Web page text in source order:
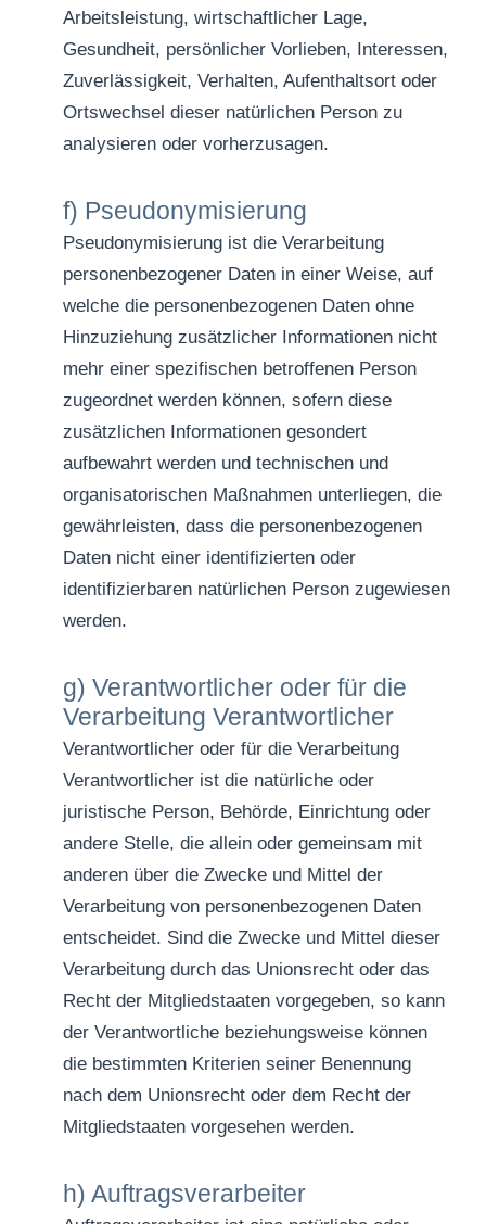
Arbeitsleistung, wirtschaftlicher Lage,
Gesundheit, persönlicher Vorlieben, Interessen,
Zuverlässigkeit, Verhalten, Aufenthaltsort oder
Ortswechsel dieser natürlichen Person zu
analysieren oder vorherzusagen.
f) Pseudonymisierung
Pseudonymisierung ist die Verarbeitung
personenbezogener Daten in einer Weise, auf
welche die personenbezogenen Daten ohne
Hinzuziehung zusätzlicher Informationen nicht
mehr einer spezifischen betroffenen Person
zugeordnet werden können, sofern diese
zusätzlichen Informationen gesondert
aufbewahrt werden und technischen und
organisatorischen Maßnahmen unterliegen, die
gewährleisten, dass die personenbezogenen
Daten nicht einer identifizierten oder
identifizierbaren natürlichen Person zugewiesen
werden.
g) Verantwortlicher oder für die
Verarbeitung Verantwortlicher
Verantwortlicher oder für die Verarbeitung
Verantwortlicher ist die natürliche oder
juristische Person, Behörde, Einrichtung oder
andere Stelle, die allein oder gemeinsam mit
anderen über die Zwecke und Mittel der
Verarbeitung von personenbezogenen Daten
entscheidet. Sind die Zwecke und Mittel dieser
Verarbeitung durch das Unionsrecht oder das
Recht der Mitgliedstaaten vorgegeben, so kann
der Verantwortliche beziehungsweise können
die bestimmten Kriterien seiner Benennung
nach dem Unionsrecht oder dem Recht der
Mitgliedstaaten vorgesehen werden.
h) Auftragsverarbeiter